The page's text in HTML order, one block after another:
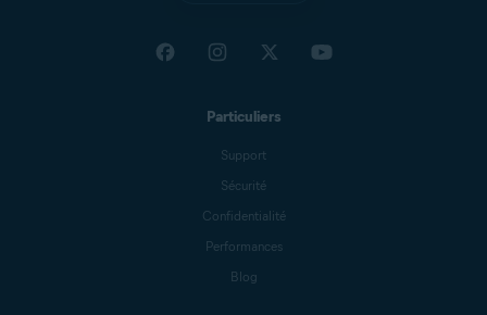
Particuliers
Support
Sécurité
Confidentialité
Performances
Blog